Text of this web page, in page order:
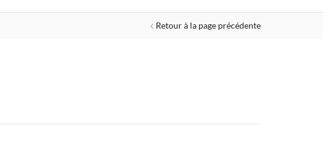
Retour à la page précédente